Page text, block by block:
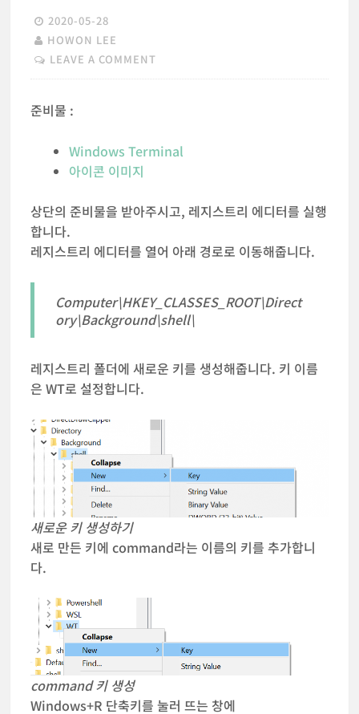
2020-05-28
HOWON LEE
LEAVE A COMMENT
준비물 :
Windows Terminal
아이콘 이미지
상단의 준비물을 받아주시고, 레지스트리 에디터를 실행
합니다.
레지스트리 에디터를 열어 아래 경로로 이동해줍니다.
Computer\HKEY_CLASSES_ROOT\Direct
ory\Background\shell\
레지스트리 폴더에 새로운 키를 생성해줍니다. 키 이름
은 WT로 설정합니다.
새로운 키 생성하기
새로 만든 키에 command라는 이름의 키를 추가합니
다.
command 키 생성
Windows+R 단축키를 눌러 뜨는 창에